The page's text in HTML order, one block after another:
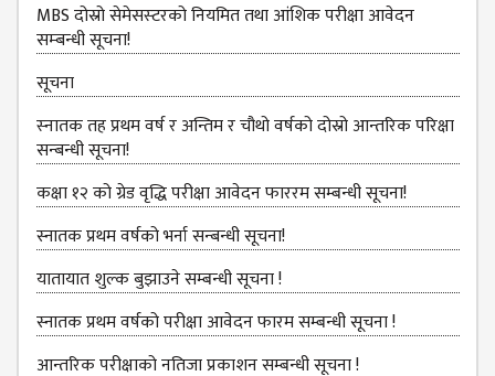
BACHELOR
MANAGEMENT(BBS)
EDUCATION(B.ED)
HUMANITIES (BA)
MASTER
EDUCATION(M.ED)
MANAGEMENT
(MBS)
ACADEMIC
MBS दोस्रो सेमेसस्‍टरको नियमित तथा आंशिक परीक्षा आवेदन
सम्‍बन्धी सूचना!
सूचना
स्‍नातक तह प्रथम वर्ष र अन्तिम र चौथो वर्षको दोस्रो आन्‍तरिक परिक्षा
सन्बन्धी सूचना!
कक्षा १२ को ग्रेड वृद्धि परीक्षा आवेदन फाररम सम्बन्धी सूचना!
स्नातक प्रथम वर्षको भर्ना सन्बन्धी सूचना!
यातायात शुल्‍क बुझाउने सम्बन्धी सूचना !
स्नातक प्रथम वर्षको परीक्षा आवेदन फारम सम्बन्धी सूचना !
आन्तरिक परीक्षाको नतिजा प्रकाशन सम्बन्धी सूचना !